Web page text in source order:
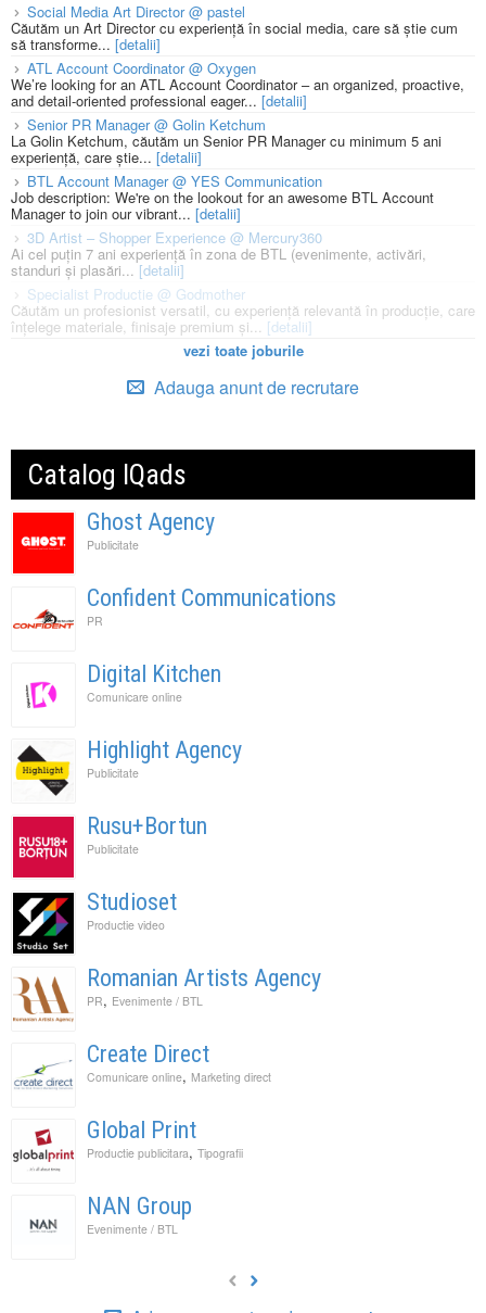
Social Media Art Director @ pastel
Căutăm un Art Director cu experiență în social media, care să știe cum
să transforme... [detalii]
ATL Account Coordinator @ Oxygen
We’re looking for an ATL Account Coordinator – an organized, proactive,
and detail-oriented professional eager... [detalii]
Senior PR Manager @ Golin Ketchum
La Golin Ketchum, căutăm un Senior PR Manager cu minimum 5 ani
experiență, care știe... [detalii]
BTL Account Manager @ YES Communication
Job description: We're on the lookout for an awesome BTL Account
Manager to join our vibrant... [detalii]
3D Artist – Shopper Experience @ Mercury360
Ai cel puțin 7 ani experiență în zona de BTL (evenimente, activări,
standuri și plasări...[detalii]
Specialist Productie @ Godmother
Căutăm un profesionist versatil, cu experiență relevantă în producție, care
înțelege materiale, finisaje premium și... [detalii]
vezi toate joburile
Adauga anunt de recrutare
Catalog IQads
Ghost Agency
Publicitate
Confident Communications
PR
Digital Kitchen
Comunicare online
Highlight Agency
Publicitate
Rusu+Bortun
Publicitate
Studioset
Productie video
Romanian Artists Agency
PR, Evenimente / BTL
Create Direct
Comunicare online, Marketing direct
Global Print
Productie publicitara, Tipografii
NAN Group
Evenimente / BTL